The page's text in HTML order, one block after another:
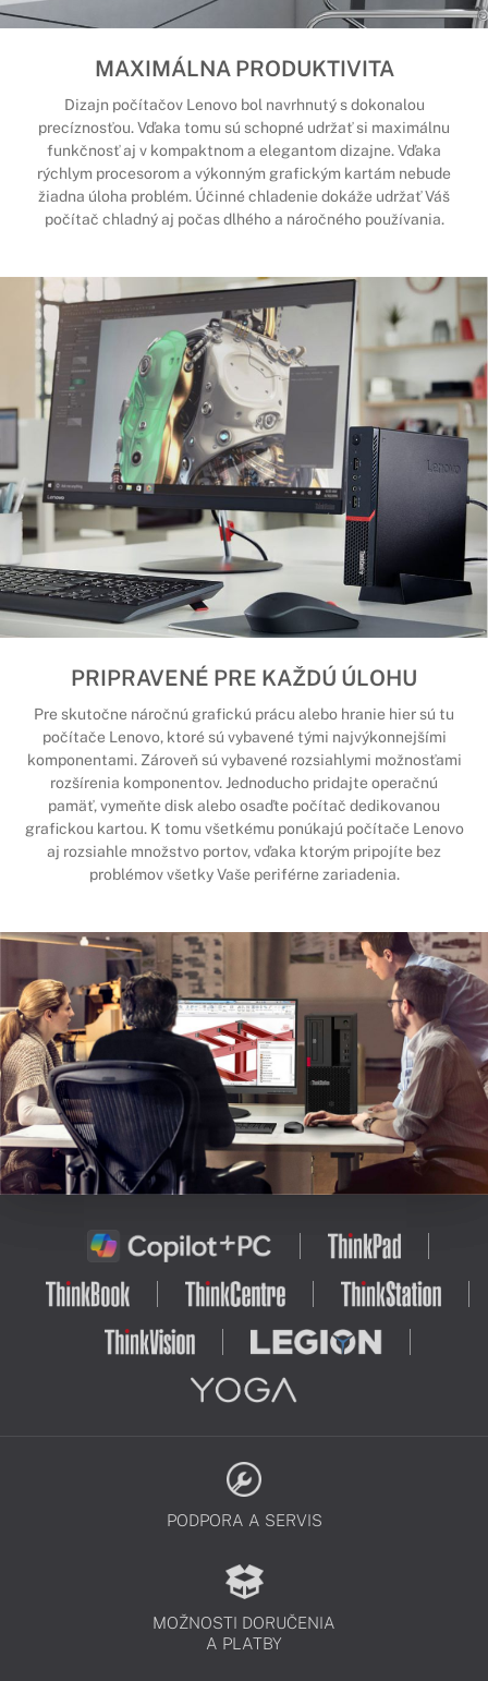
MAXIMÁLNA PRODUKTIVITA
Dizajn počítačov Lenovo bol navrhnutý s dokonalou
precíznosťou. Vďaka tomu sú schopné udržať si maximálnu
funkčnosť aj v kompaktnom a elegantom dizajne. Vďaka
rýchlym procesorom a výkonným grafickým kartám nebude
žiadna úloha problém. Účinné chladenie dokáže udržať Váš
počítač chladný aj počas dlhého a náročného používania.
PRIPRAVENÉ PRE KAŽDÚ ÚLOHU
Pre skutočne náročnú grafickú prácu alebo hranie hier sú tu
počítače Lenovo, ktoré sú vybavené tými najvýkonnejšími
komponentami. Zároveň sú vybavené rozsiahlymi možnosťami
rozšírenia komponentov. Jednoducho pridajte operačnú
pamäť, vymeňte disk alebo osaďte počítač dedikovanou
grafickou kartou. K tomu všetkému ponúkajú počítače Lenovo
aj rozsiahle množstvo portov, vďaka ktorým pripojíte bez
problémov všetky Vaše periférne zariadenia.
PODPORA A SERVIS
MOŽNOSTI DORUČENIA
A PLATBY